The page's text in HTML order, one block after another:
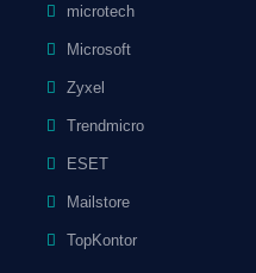
microtech
Microsoft
Zyxel
Trendmicro
ESET
Mailstore
TopKontor